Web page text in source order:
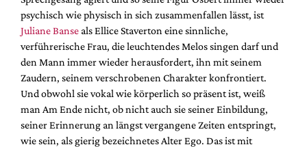
psychisch wie physisch in sich zusammenfallen lässt, ist
Juliane Banse als Ellice Staverton eine sinnliche,
verführerische Frau, die leuchtendes Melos singen darf und
den Mann immer wieder herausfordert, ihn mit seinem
Zaudern, seinem verschrobenen Charakter konfrontiert.
Und obwohl sie vokal wie körperlich so präsent ist, weiß
man Am Ende nicht, ob nicht auch sie seiner Einbildung,
seiner Erinnerung an längst vergangene Zeiten entspringt,
wie sein, als gierig bezeichnetes Alter Ego. Das ist mit